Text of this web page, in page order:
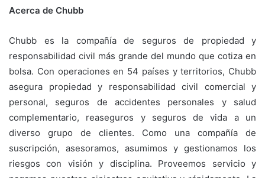
Acerca de Chubb
Chubb es la compañía de seguros de propiedad y
responsabilidad civil más grande del mundo que cotiza en
bolsa. Con operaciones en 54 países y territorios, Chubb
asegura propiedad y responsabilidad civil comercial y
personal, seguros de accidentes personales y salud
complementario, reaseguros y seguros de vida a un
diverso grupo de clientes. Como una compañía de
suscripción, asesoramos, asumimos y gestionamos los
riesgos con visión y disciplina. Proveemos servicio y